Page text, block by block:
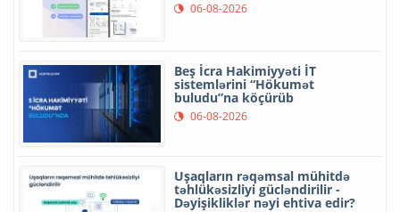
06-08-2026
Beş İcra Hakimiyyəti İT
sistemlərini “Hökumət
buludu”na köçürüb
06-08-2026
Uşaqların rəqəmsal mühitdə
təhlükəsizliyi gücləndirilir -
Dəyişikliklər nəyi ehtiva edir?